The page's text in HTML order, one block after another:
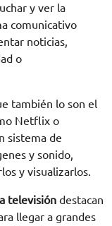
y ver la
comunicativo
noticias,
o
también lo son el
Netflix o
sistema de
y sonido,
y visualizarlos.
televisión destacan
llegar a grandes